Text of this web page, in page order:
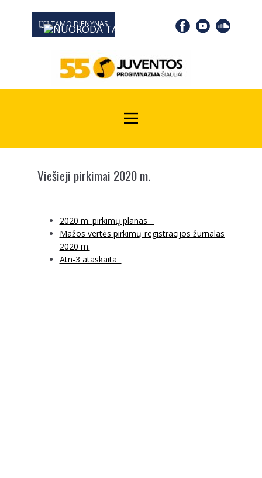
TAMO DIENYNAS
0667 19366
Viešieji pirkimai 2020 m.
2020 m. pirkimų planas
Mažos vertės pirkimų registracijos žurnalas
2020 m.
Atn-3 ataskaita